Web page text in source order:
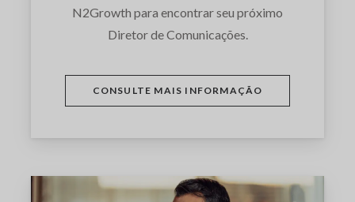
N2Growth para encontrar seu próximo
Diretor de Comunicações.
CONSULTE MAIS INFORMAÇÃO